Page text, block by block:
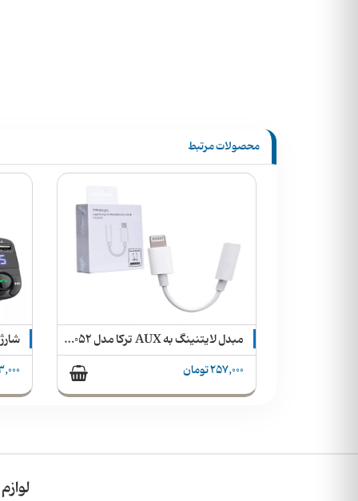
محصولات مرتبط
مبدل لایتنینگ به AUX ترکا مدل CA-1052
257,000 تومان